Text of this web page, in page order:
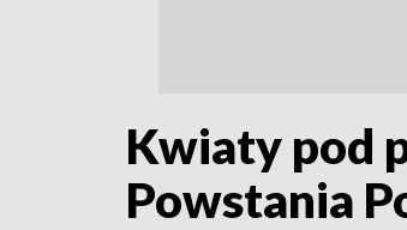
Kwiaty pod
Powstania